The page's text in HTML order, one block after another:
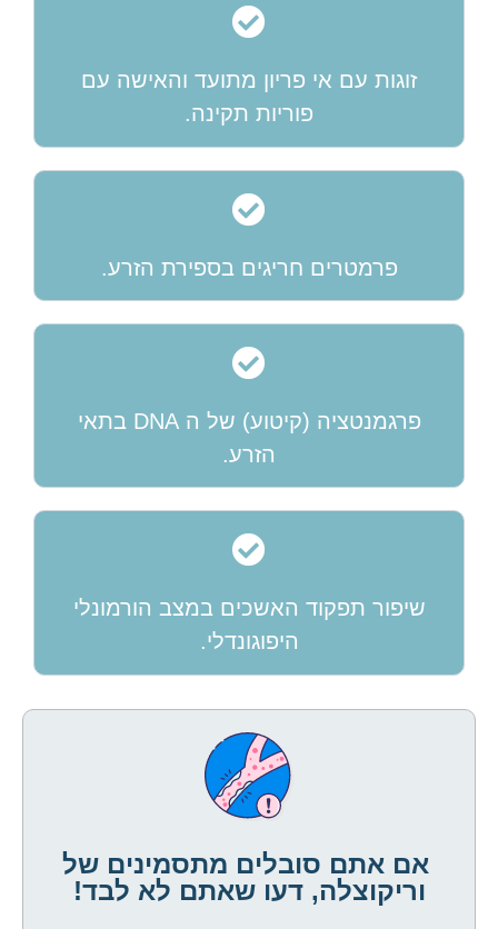
זוגות עם אי פריון מתועד והאישה עם
פוריות תקינה.
פרמטרים חריגים בספירת הזרע.
פרגמנטציה (קיטוע) של ה DNA בתאי
הזרע.
שיפור תפקוד האשכים במצב הורמונלי
היפוגונדלי.
אם אתם סובלים מתסמינים של
וריקוצלה, דעו שאתם לא לבד!